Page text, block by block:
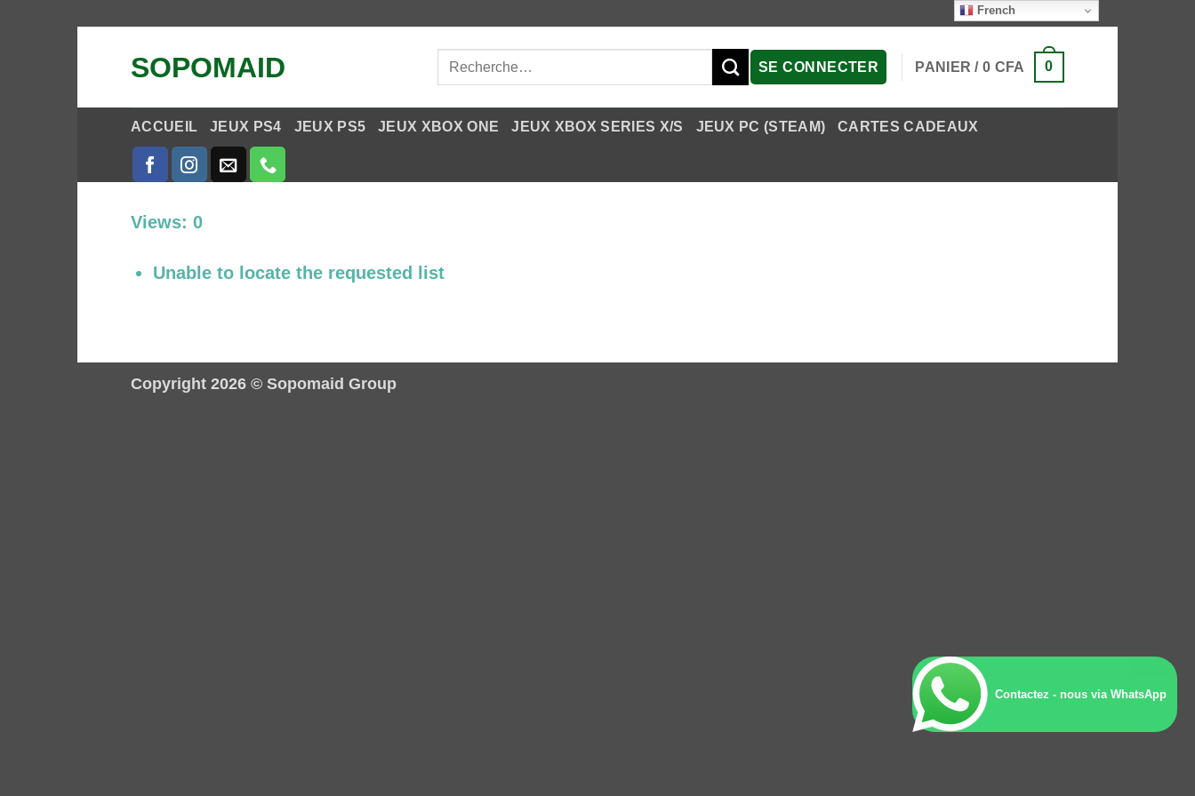
SOPOMAID
Recherche
SE CONNECTER PANIER /0 CFA 0
ACCUEIL JEUX PS4 JEUX PS5 JEUX XBOX ONE JEUX XBOX SERIES X/S JEUX PC (STEAM) CARTES CADEAUX
Views: 0
Unable to locate the requested list
Copyright 2026 © Sopomaid Group
French
Contactez - nous via WhatsApp